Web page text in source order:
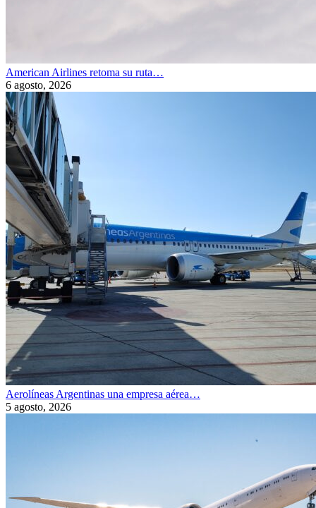
American Airlines retoma su ruta…
6 agosto, 2026
Aerolíneas Argentinas una empresa aérea…
5 agosto, 2026